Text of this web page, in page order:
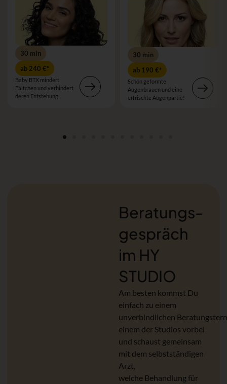
30 min
ab 240 €*
Baby BTX mindert
Fältchen und verhindert
deren Entstehung.
30 min
ab 190 €*
Schön geformte
Augenbrauen und eine
erfrischte Augenpartie!
Beratungs­
gespräch
im HY
STUDIO
Am besten kommst Du
einfach zu einem
unverbindlichen
einem der Studios vorbei
und schaust gemeinsam
mit dem selbstständigen
Arzt,
welche Behandlung für